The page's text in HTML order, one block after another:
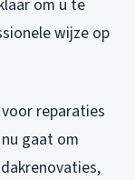
om u te
wijze op
reparaties
gaat om